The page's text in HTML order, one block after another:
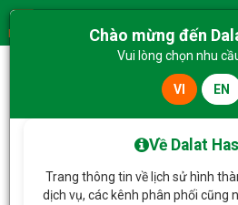
Menu Chào mừng đến
Vui lòng chọn nhu
VI EN
Về Dalat
Trang thông tin về lịch sử hình
dịch vụ, các kênh phân phối cũng